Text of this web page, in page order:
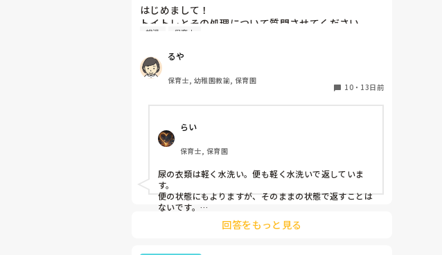
はじめまして！
トイトレとその処理について質問させてください。
4月より新しい職場勤務となったのですが、おもらし
却という今までの職場と逆の扱いに戸惑っています。
今までは尿は水洗い、便は感染の恐れがあるため保護
者の承諾のもとそのまま返却でした。
またおもらし後の床の清掃は乾拭きのみのところはあ
色々異なっており戸惑っています。
同じようなところがありましたら教えてください。
よろしくお願いいたします。
排泄 保育士
るや
保育士, 幼稚園教諭, 保育園
10・ 13日前
らい
保育士, 保育園
尿の衣類は軽く水洗い。便も軽く水洗いで返していま
す。
便の状態にもよりますが、そのままの状態で返すことは
ないです。
床が汚れた場合は、消毒しますよ。
回答をもっと見る